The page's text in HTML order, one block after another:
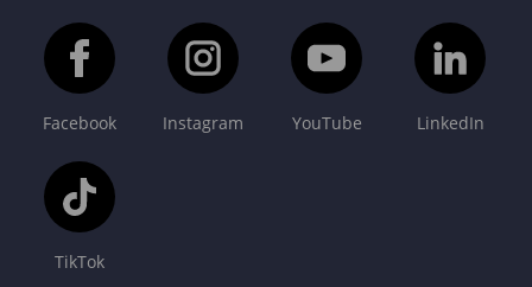
Facebook Instagram YouTube LinkedIn
TikTok